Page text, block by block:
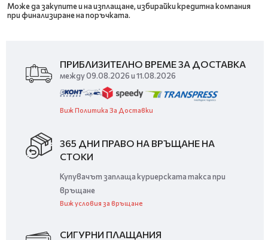
Може да закупите и на изплащане, избирайки кредитна компания
при финализиране на поръчката.
ПРИБЛИЗИТЕЛНО ВРЕМЕ ЗА ДОСТАВКА
между 09.08.2026 и 11.08.2026
Виж Политика За Доставки
365 ДНИ ПРАВО НА ВРЪЩАНЕ НА
СТОКИ
Купувачът заплаща куриерската такса при
връщане
Виж условия за връщане
СИГУРНИ ПЛАЩАНИЯ